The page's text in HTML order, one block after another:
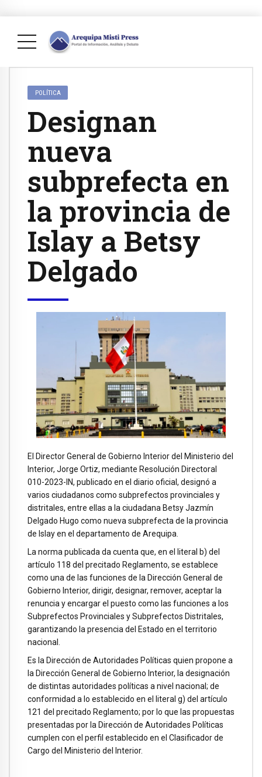
POLÍTICA
Designan
nueva
subprefecta en
la provincia de
Islay a Betsy
Delgado
El Director General de Gobierno Interior del Ministerio del
Interior, Jorge Ortiz, mediante Resolución Directoral
010-2023-IN, publicado en el diario oficial, designó a
varios ciudadanos como subprefectos provinciales y
distritales, entre ellas a la ciudadana Betsy Jazmín
Delgado Hugo como nueva subprefecta de la provincia
de Islay en el departamento de Arequipa.
La norma publicada da cuenta que, en el literal b) del
artículo 118 del precitado Reglamento, se establece
como una de las funciones de la Dirección General de
Gobierno Interior, dirigir, designar, remover, aceptar la
renuncia y encargar el puesto como las funciones a los
Subprefectos Provinciales y Subprefectos Distritales,
garantizando la presencia del Estado en el territorio
nacional.
Es la Dirección de Autoridades Políticas quien propone a
la Dirección General de Gobierno Interior, la designación
de distintas autoridades políticas a nivel nacional; de
conformidad a lo establecido en el literal g) del artículo
121 del precitado Reglamento; por lo que las propuestas
presentadas por la Dirección de Autoridades Políticas
cumplen con el perfil establecido en el Clasificador de
Cargo del Ministerio del Interior.